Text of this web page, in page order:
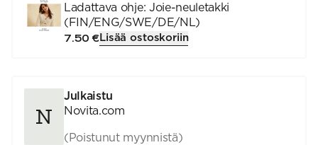
Ladattava ohje: Joie-neuletakki
(FIN/ENG/SWE/DE/NL)
7.50 €Lisää ostoskoriin
Julkaistu
Novita.com
(Poistunut myynnistä)